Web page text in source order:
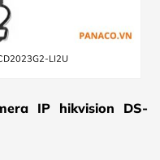
LI2U
IP hikvision DS-